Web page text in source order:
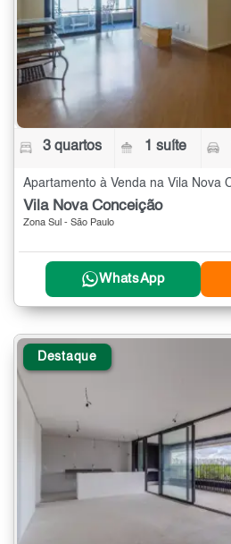
3 quartos 1 suíte
Vila Nova Conceição
Zona Sul - São Paulo
WhatsApp
Destaque